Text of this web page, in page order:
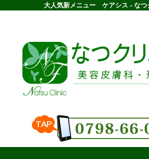
大人気新メニュー ケアシス - なつ